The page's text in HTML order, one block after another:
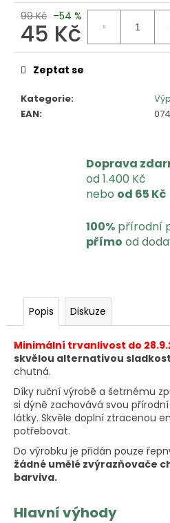
99 Kč –54 %
45 Kč
Měrná
cena:
Kategorie:
EAN:
Zeptat se
Doprava
od 1.400 Kč
nebo od 65 Kč
100% přírodní
přímo od
Popis Diskuze
Minimální trvanlivost do
skvělou alternativou
chutná.
Díky ruční výrobě a šetrnému
si dýně zachovává svou
látky. Skvěle doplní ztracenou
potřebovat.
Do výrobku je přidán pouze
žádné umělé zvýrazňovače
barviva.
Hlavní výhody
u
č
u
m
e